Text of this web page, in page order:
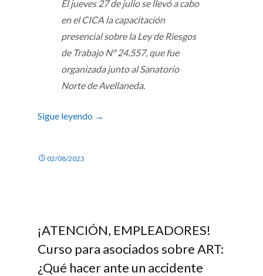
El jueves 27 de julio se llevó a cabo
en el CICA la capacitación
presencial sobre la Ley de Riesgos
de Trabajo Nº 24.557, que fue
organizada junto al Sanatorio
Norte de Avellaneda.
Sigue leyendo →
02/08/2023
¡ATENCIÓN, EMPLEADORES!
Curso para asociados sobre ART:
¿Qué hacer ante un accidente